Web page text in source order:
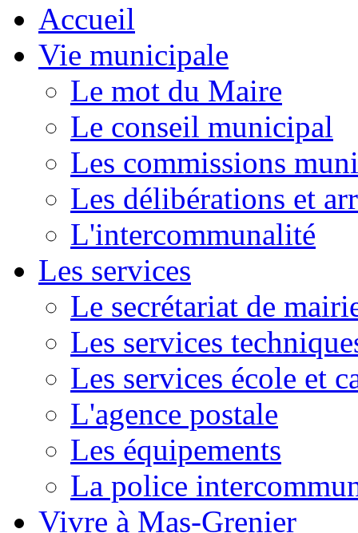
Accueil
Vie municipale
Le mot du Maire
Le conseil municipal
Les commissions
Les délibérations et
L'intercommunalité
Les services
Le secrétariat de
Les services
Les services école et
L'agence postale
Les équipements
La police
Vivre à Mas-Grenier